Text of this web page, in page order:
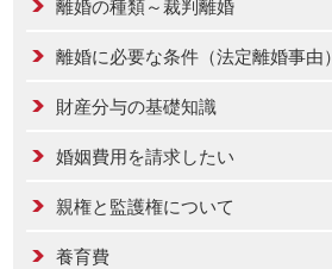
離婚に必要な条件（法定離婚事由）
財産分与の基礎知識
婚姻費用を請求したい
親権と監護権について
養育費